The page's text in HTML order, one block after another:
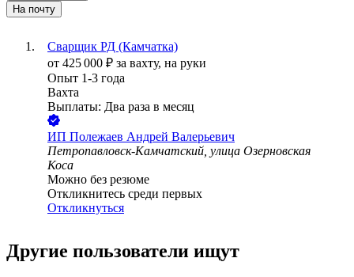
На почту
Сварщик РД (Камчатка)
от 425 000 ₽ за вахту, на руки
Опыт 1-3 года
Вахта
Выплаты: Два раза в месяц
ИП Полежаев Андрей Валерьевич
Петропавловск-Камчатский, улица Озерновская
Коса
Можно без резюме
Откликнитесь среди первых
Откликнуться
Другие пользователи ищут